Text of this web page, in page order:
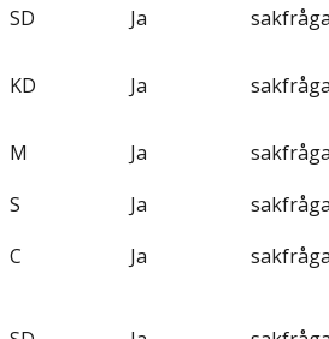
SD Ja
KD Ja
M Ja
S Ja
C Ja